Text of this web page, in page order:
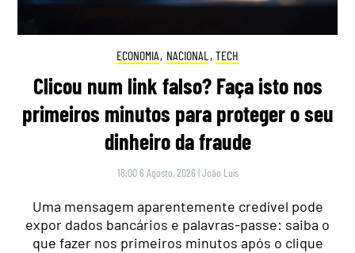
ECONOMIA, NACIONAL , TECH
Clicou num link falso? Faça isto nos
primeiros minutos para proteger o seu
dinheiro da fraude
18:00 6 Agosto, 2026 |João Luís
Uma mensagem aparentemente credível pode
expor dados bancários e palavras-passe: saiba o
que fazer nos primeiros minutos após o clique